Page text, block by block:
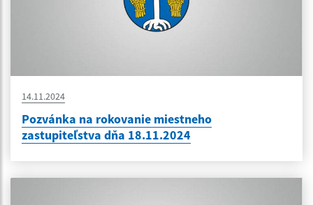
14.11.2024
Pozvánka na rokovanie miestneho
zastupiteľstva dňa 18.11.2024